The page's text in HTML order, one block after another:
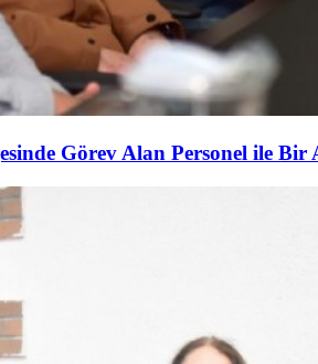
Görev Alan Personel ile Bir